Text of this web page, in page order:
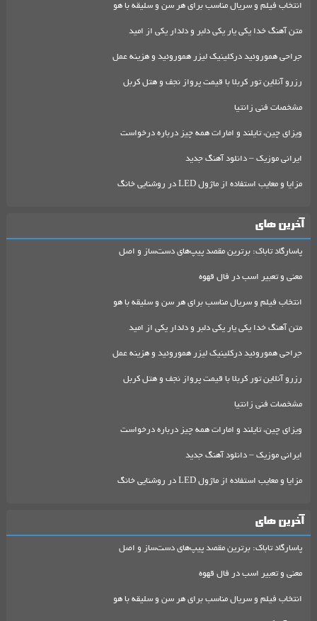
انتخاب فیلم و سریال مناسب برای هر سن و سلیقه با هو
متن آهنگ خدا یکی یار یکی دلبر و دلدار یکی از امید
جراحی هموروئید درکلینیک لیزر هموروئید و هزینه عمل
رزرو آنلاین تور کربلا با قیمت پرواز نجف و هتل کربل
مشخصات فنی زانتیا
ویزای چین، تایلند و امارات همه چیز درباره درخواست
ایرانی موزیک – دانلود آهنگ جدید
مزایا و معایب استفاده از ماژول LED در روشنایی خانگ
آخرین های
پاسارگاد تاباک: برترین مقصد پیپ‌های دست‌ساز و اصل
معنی و تعبیر اسب در فال قهوه
انتخاب فیلم و سریال مناسب برای هر سن و سلیقه با هو
متن آهنگ خدا یکی یار یکی دلبر و دلدار یکی از امید
جراحی هموروئید درکلینیک لیزر هموروئید و هزینه عمل
رزرو آنلاین تور کربلا با قیمت پرواز نجف و هتل کربل
مشخصات فنی زانتیا
ویزای چین، تایلند و امارات همه چیز درباره درخواست
ایرانی موزیک – دانلود آهنگ جدید
مزایا و معایب استفاده از ماژول LED در روشنایی خانگ
آخرین های
پاسارگاد تاباک: برترین مقصد پیپ‌های دست‌ساز و اصل
معنی و تعبیر اسب در فال قهوه
انتخاب فیلم و سریال مناسب برای هر سن و سلیقه با هو